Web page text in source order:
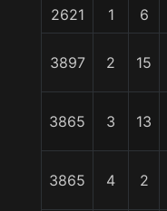
2621 1 6
3897 2 15
3865 3 13
3865 4 2